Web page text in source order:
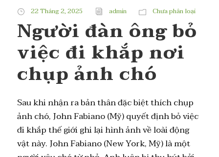
22 Tháng 2, 2025 admin Chưa phân loại
Người đàn ông bỏ
việc đi khắp nơi
chụp ảnh chó
Sau khi nhận ra bản thân đặc biệt thích chụp
ảnh chó, John Fabiano (Mỹ) quyết định bỏ việc
đi khắp thế giới ghi lại hình ảnh về loài động
vật này. John Fabiano (New York, Mỹ) là một